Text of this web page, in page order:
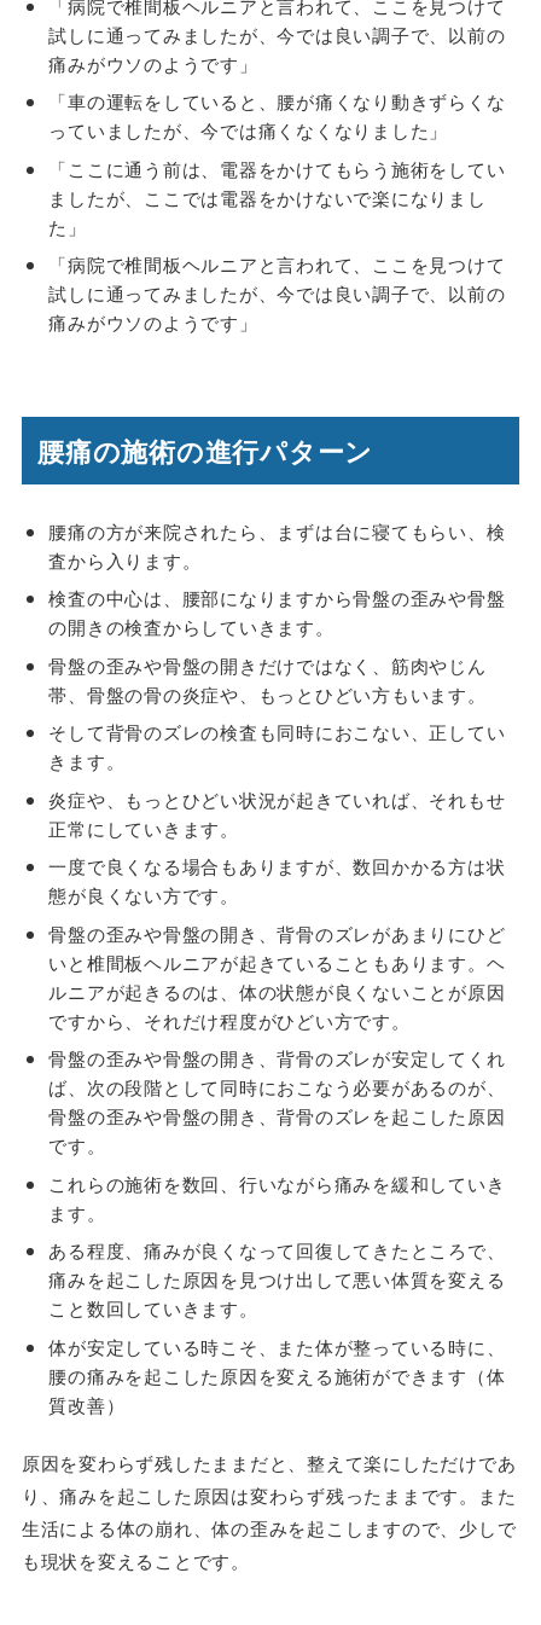
試しに通ってみましたが、今では良い調子で、以前の
痛みがウソのようです」
「車の運転をしていると、腰が痛くなり動きずらくな
っていましたが、今では痛くなくなりました」
「ここに通う前は、電器をかけてもらう施術をしてい
ましたが、ここでは電器をかけないで楽になりまし
た」
「病院で椎間板ヘルニアと言われて、ここを見つけて
試しに通ってみましたが、今では良い調子で、以前の
痛みがウソのようです」
腰痛の施術の進行パターン
腰痛の方が来院されたら、まずは台に寝てもらい、検
査から入ります。
検査の中心は、腰部になりますから骨盤の歪みや骨盤
の開きの検査からしていきます。
骨盤の歪みや骨盤の開きだけではなく、筋肉やじん
帯、骨盤の骨の炎症や、もっとひどい方もいます。
そして背骨のズレの検査も同時におこない、正してい
きます。
炎症や、もっとひどい状況が起きていれば、それもせ
正常にしていきます。
一度で良くなる場合もありますが、数回かかる方は状
態が良くない方です。
骨盤の歪みや骨盤の開き、背骨のズレがあまりにひど
いと椎間板ヘルニアが起きていることもあります。ヘ
ルニアが起きるのは、体の状態が良くないことが原因
ですから、それだけ程度がひどい方です。
骨盤の歪みや骨盤の開き、背骨のズレが安定してくれ
ば、次の段階として同時におこなう必要があるのが、
骨盤の歪みや骨盤の開き、背骨のズレを起こした原因
です。
これらの施術を数回、行いながら痛みを緩和していき
ます。
ある程度、痛みが良くなって回復してきたところで、
痛みを起こした原因を見つけ出して悪い体質を変える
こと数回していきます。
体が安定している時こそ、また体が整っている時に、
腰の痛みを起こした原因を変える施術ができます（体
質改善）
原因を変わらず残したままだと、整えて楽にしただけであ
り、痛みを起こした原因は変わらず残ったままです。また
生活による体の崩れ、体の歪みを起こしますので、少しで
も現状を変えることです。